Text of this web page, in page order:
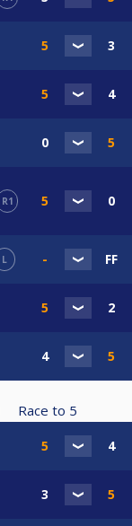
R1
L
Race to 5